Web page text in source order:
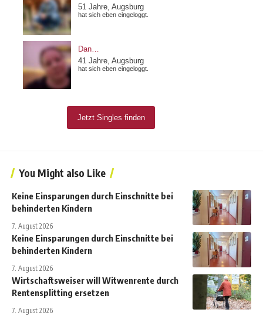
You Might also Like
Keine Einsparungen durch Einschnitte bei
behinderten Kindern
7. August 2026
Keine Einsparungen durch Einschnitte bei
behinderten Kindern
7. August 2026
Wirtschaftsweiser will Witwenrente durch
Rentensplitting ersetzen
7. August 2026